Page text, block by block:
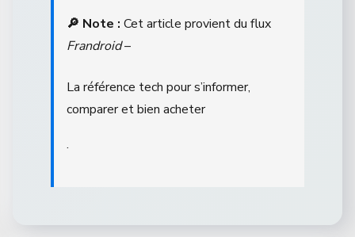
🔎 Note : Cet article provient du flux
Frandroid–
La référence tech pour s’informer,
comparer et bien acheter
.